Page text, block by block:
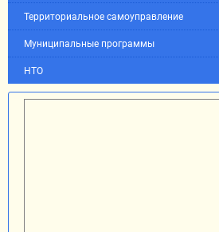
Территориальное самоуправление
Муниципальные программы
НТО